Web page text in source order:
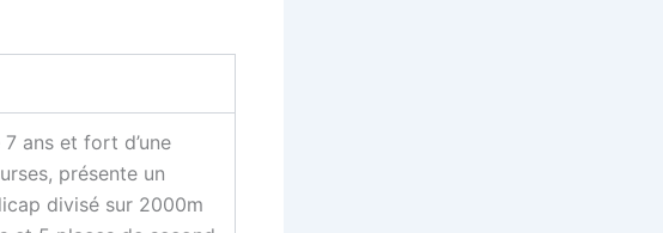
7 ans et fort d’une
présente un
divisé sur 2000m